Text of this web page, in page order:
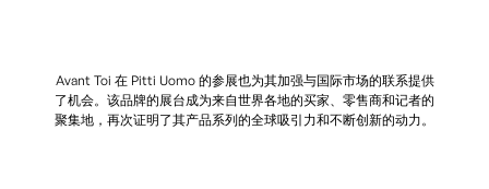
Avant Toi 在 Pitti Uomo 的参展也为其加强与国际市场的联系提供
了机会。该品牌的展台成为来自世界各地的买家、零售商和记者的
聚集地，再次证明了其产品系列的全球吸引力和不断创新的动力。